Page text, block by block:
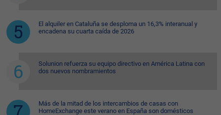
El alquiler en Cataluña se desploma un 16,3% interanual y
encadena su cuarta caída de 2026
Solunion refuerza su equipo directivo en América Latina con
dos nuevos nombramientos
Más de la mitad de los intercambios de casas con
HomeExchange este verano en España son domésticos